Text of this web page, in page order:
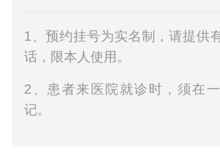
1、预约挂号为实名制，请提供
话，限本人使用。
2、患者来医院就诊时，须在
记。